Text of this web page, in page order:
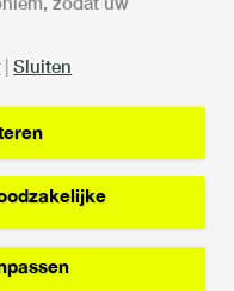
van:
Privacy verklaring
|Sluiten